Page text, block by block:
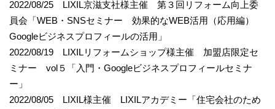
2022/08/25 LIXIL京滋支社様主催 第３回リフォーム向上委
員会「WEB・SNSセミナー 効果的なWEB活用（応用編）
Googleビジネスプロフィールの活用」
2022/08/19 LIXILリフォームショップ様主催 加盟店限定セ
ミナー vol５「入門・Googleビジネスプロフィールセミナ
ー」
2022/08/05 LIXIL様主催 LIXILアカデミー「住宅会社のため